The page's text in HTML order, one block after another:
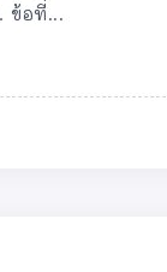
ข้อที่...